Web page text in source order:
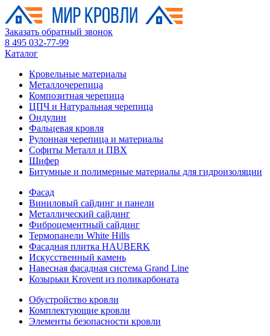
Заказать обратный звонок
8 495 032-77-99
Каталог
Кровельные материалы
Металлочерепица
Композитная черепица
ЦПЧ и Натуральная черепица
Ондулин
Фальцевая кровля
Рулонная черепица и материалы
Софиты Металл и ПВХ
Шифер
Битумные и полимерные материалы для гидроизоляции
Фасад
Виниловый сайдинг и панели
Металлический сайдинг
Фиброцементный сайдинг
Термопанели White Hills
Фасадная плитка HAUBERK
Искусственный камень
Навесная фасадная система Grand Line
Козырьки Krovent из поликарбоната
Обустройство кровли
Комплектующие кровли
Элементы безопасности кровли